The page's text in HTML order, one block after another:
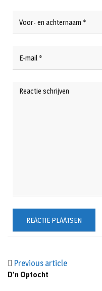
Previous article
D’n Optocht